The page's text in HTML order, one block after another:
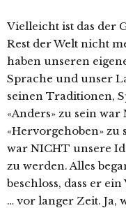
Vielleicht ist das der
Rest der Welt nicht
haben unseren
Sprache und unser
seinen Traditionen,
«Anders» zu sein
«Hervorgehoben» zu
war NICHT unsere
zu werden. Alles
beschloss, dass er
… vor langer Zeit. Ja,